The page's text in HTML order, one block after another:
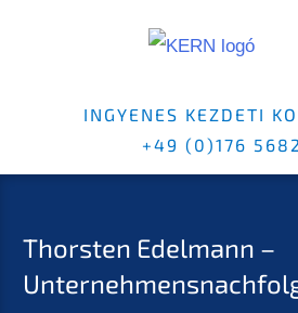
INGYENES KEZDETI
+49 (0)176
Thorsten Edelmann –